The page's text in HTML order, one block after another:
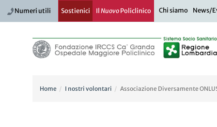
Numeri utili Sostienici IlNuovoPoliclinico Chi siamo News/
Home I nostri volontari Associazione Diversamente